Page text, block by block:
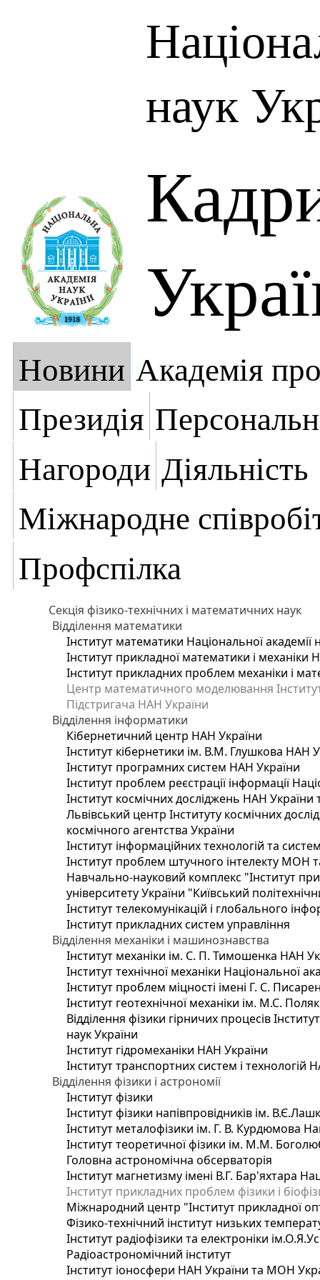
наук
Новини Академія
Президія
Нагороди Діяльність
Міжнародне
Профспілка
Секція фізико-технічних і математичних наук
Відділення математики
Інститут математики Національної академії
Інститут прикладної математики і механіки
Інститут прикладних проблем механіки і
Центр математичного моделювання
Підстригача НАН України
Відділення інформатики
Кібернетичний центр НАН України
Інститут кібернетики ім. В.М. Глушкова НАН
Інститут програмних систем НАН України
Інститут проблем реєстрації інформації
Інститут космічних досліджень НАН України
Львівський центр Інституту космічних
космічного агентства України
Інститут інформаційних технологій та
Інститут проблем штучного інтелекту МОН
Навчально-науковий комплекс "Інститут
університету України "Київський
Інститут телекомунікацій і глобального
Інститут прикладних систем управління
Відділення механіки і машинознавства
Інститут механіки ім. С. П. Тимошенка НАН
Інститут технічної механіки Національної
Інститут проблем міцності імені Г. С.
Інститут геотехнічної механіки ім. М.С.
Відділення фізики гірничих процесів
наук України
Інститут гідромеханіки НАН України
Інститут транспортних систем і технологій
Відділення фізики і астрономії
Інститут фізики
Інститут фізики напівпровідників ім.
Інститут металофізики ім. Г. В. Курдюмова
Інститут теоретичної фізики ім. М.М.
Головна астрономічна обсерваторія
Інститут магнетизму імені В.Г. Бар'яхтара
Інститут прикладних проблем фізики і
Міжнародний центр "Інститут прикладної
Фізико-технічний інститут низьких
Інститут радіофізики та електроніки
Радіоастрономічний інститут
Інститут іоносфери НАН України та МОН